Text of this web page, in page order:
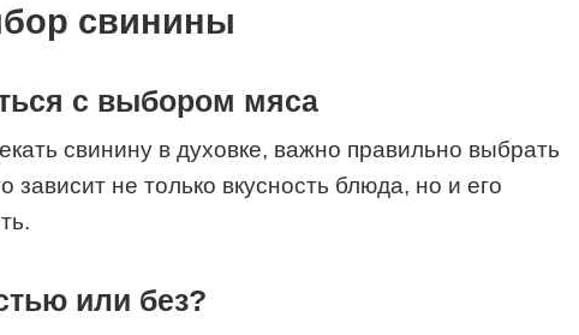
свинины
с выбором мяса
свинину в духовке, важно правильно выбрать
зависит не только вкусность блюда, но и его
или без?